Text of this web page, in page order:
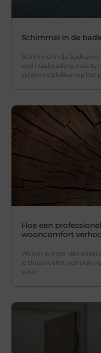
Schimmel in de
Schimmel in de
veel huishoudens mee te
schimmelplekken op het
Hoe een
wooncomfort
Wonen is meer dan enkel
je thuis voelen, een plek
waar